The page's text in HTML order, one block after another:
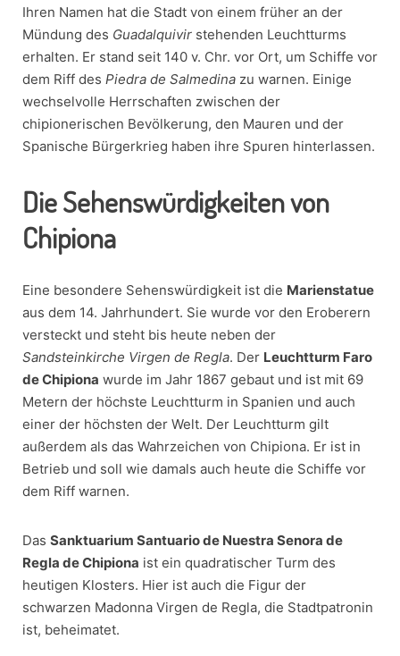
Ihren Namen hat die Stadt von einem früher an der
Mündung des Guadalquivir stehenden Leuchtturms
erhalten. Er stand seit 140 v. Chr. vor Ort, um Schiffe vor
dem Riff des Piedra de Salmedina zu warnen. Einige
wechselvolle Herrschaften zwischen der
chipionerischen Bevölkerung, den Mauren und der
Spanische Bürgerkrieg haben ihre Spuren hinterlassen.
Die Sehenswürdigkeiten von
Chipiona
Eine besondere Sehenswürdigkeit ist die Marienstatue
aus dem 14. Jahrhundert. Sie wurde vor den Eroberern
versteckt und steht bis heute neben der
Sandsteinkirche Virgen de Regla. Der Leuchtturm Faro
de Chipiona wurde im Jahr 1867 gebaut und ist mit 69
Metern der höchste Leuchtturm in Spanien und auch
einer der höchsten der Welt. Der Leuchtturm gilt
außerdem als das Wahrzeichen von Chipiona. Er ist in
Betrieb und soll wie damals auch heute die Schiffe vor
dem Riff warnen.
Das Sanktuarium Santuario de Nuestra Senora de
Regla de Chipiona ist ein quadratischer Turm des
heutigen Klosters. Hier ist auch die Figur der
schwarzen Madonna Virgen de Regla, die Stadtpatronin
ist, beheimatet.